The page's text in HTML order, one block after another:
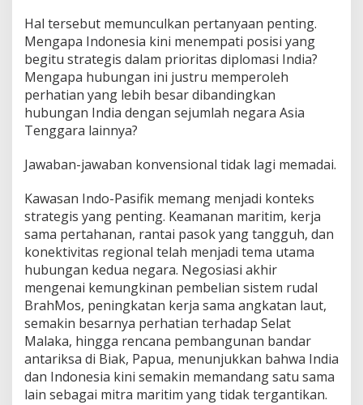
Hal tersebut memunculkan pertanyaan penting.
Mengapa Indonesia kini menempati posisi yang
begitu strategis dalam prioritas diplomasi India?
Mengapa hubungan ini justru memperoleh
perhatian yang lebih besar dibandingkan
hubungan India dengan sejumlah negara Asia
Tenggara lainnya?
Jawaban-jawaban konvensional tidak lagi memadai.
Kawasan Indo-Pasifik memang menjadi konteks
strategis yang penting. Keamanan maritim, kerja
sama pertahanan, rantai pasok yang tangguh, dan
konektivitas regional telah menjadi tema utama
hubungan kedua negara. Negosiasi akhir
mengenai kemungkinan pembelian sistem rudal
BrahMos, peningkatan kerja sama angkatan laut,
semakin besarnya perhatian terhadap Selat
Malaka, hingga rencana pembangunan bandar
antariksa di Biak, Papua, menunjukkan bahwa India
dan Indonesia kini semakin memandang satu sama
lain sebagai mitra maritim yang tidak tergantikan.